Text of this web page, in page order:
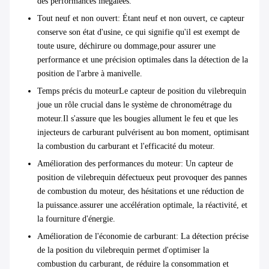
Tout neuf et non ouvert: Étant neuf et non ouvert, ce capteur
conserve son état d'usine, ce qui signifie qu'il est exempt de
toute usure, déchirure ou dommage,pour assurer une
performance et une précision optimales dans la détection de la
position de l'arbre à manivelle.
Temps précis du moteurLe capteur de position du vilebrequin
joue un rôle crucial dans le système de chronométrage du
moteur.Il s'assure que les bougies allument le feu et que les
injecteurs de carburant pulvérisent au bon moment, optimisant
la combustion du carburant et l'efficacité du moteur.
Amélioration des performances du moteur: Un capteur de
position de vilebrequin défectueux peut provoquer des pannes
de combustion du moteur, des hésitations et une réduction de
la puissance.assurer une accélération optimale, la réactivité, et
la fourniture d'énergie.
Amélioration de l'économie de carburant: La détection précise
de la position du vilebrequin permet d'optimiser la
combustion du carburant, de réduire la consommation et